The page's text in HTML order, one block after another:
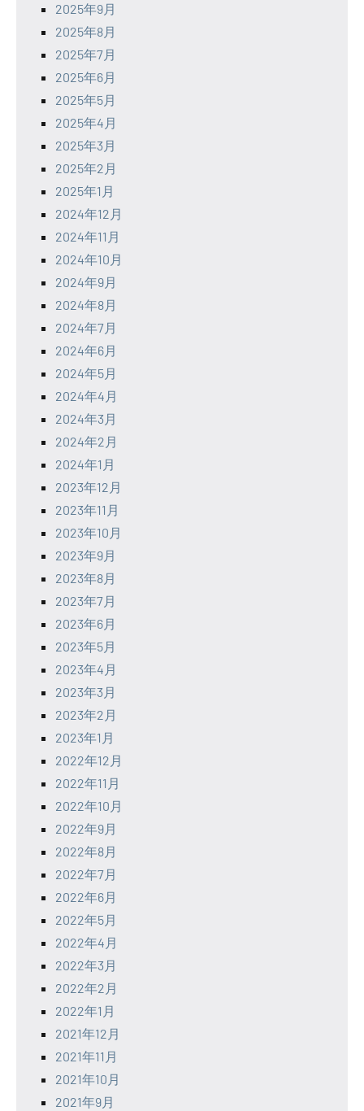
2025年9月
2025年8月
2025年7月
2025年6月
2025年5月
2025年4月
2025年3月
2025年2月
2025年1月
2024年12月
2024年11月
2024年10月
2024年9月
2024年8月
2024年7月
2024年6月
2024年5月
2024年4月
2024年3月
2024年2月
2024年1月
2023年12月
2023年11月
2023年10月
2023年9月
2023年8月
2023年7月
2023年6月
2023年5月
2023年4月
2023年3月
2023年2月
2023年1月
2022年12月
2022年11月
2022年10月
2022年9月
2022年8月
2022年7月
2022年6月
2022年5月
2022年4月
2022年3月
2022年2月
2022年1月
2021年12月
2021年11月
2021年10月
2021年9月